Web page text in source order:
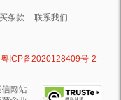
条款 联系我们
粤ICP备2020128409号-2